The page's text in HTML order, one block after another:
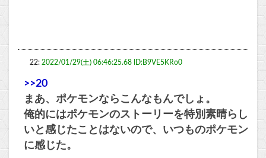
22: 2022/01/29(土) 06:46:25.68 ID:B9VE5KRo0
>>20
まあ、ポケモンならこんなもんでしょ。
俺的にはポケモンのストーリーを特別素晴らし
いと感じたことはないので、いつものポケモン
に感じた。